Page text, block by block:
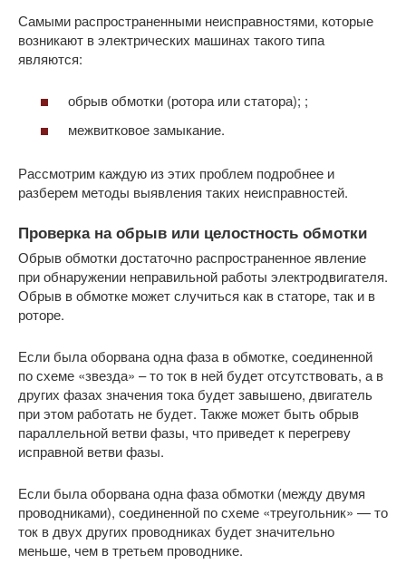
Самыми распространенными неисправностями, которые
возникают в электрических машинах такого типа
являются:
обрыв обмотки (ротора или статора); ;
межвитковое замыкание.
Рассмотрим каждую из этих проблем подробнее и
разберем методы выявления таких неисправностей.
Проверка на обрыв или целостность обмотки
Обрыв обмотки достаточно распространенное явление
при обнаружении неправильной работы электродвигателя.
Обрыв в обмотке может случиться как в статоре, так и в
роторе.
Если была оборвана одна фаза в обмотке, соединенной
по схеме «звезда» – то ток в ней будет отсутствовать, а в
других фазах значения тока будет завышено, двигатель
при этом работать не будет. Также может быть обрыв
параллельной ветви фазы, что приведет к перегреву
исправной ветви фазы.
Если была оборвана одна фаза обмотки (между двумя
проводниками), соединенной по схеме «треугольник» — то
ток в двух других проводниках будет значительно
меньше, чем в третьем проводнике.